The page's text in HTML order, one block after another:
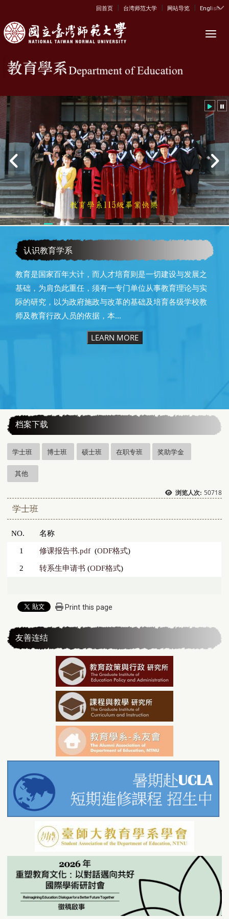
:::
回首页 | 台湾师范大学 | 网站导览 | English
认识教育学系
教育是国家百年大计，而人才培育则是一切建设与发展之
基础，为肩负此重任，须有一专门单位从事教育理论与实
际的研究，以为政府施政与改革的基础及培育各级学校教
师及教育行政人员的依据，本...
LEARN MORE
档案下载
学士班 博士班 硕士班 在职专班 奖助学金
其他
浏览人次: 50718
学士班
NO.
名称
1
修课报告书.pdf (ODF格式)
2
转系生申请书 (ODF格式)
Print this page
友善连结